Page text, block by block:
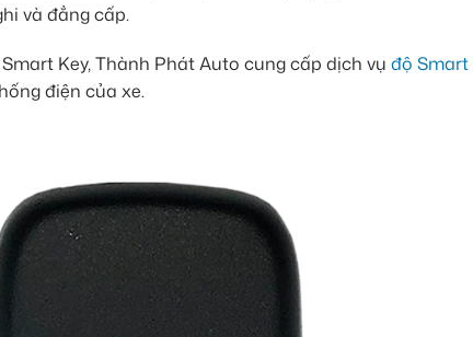
và đẳng cấp.
Key, Thành Phát Auto cung cấp dịch vụ độ Smart
điện của xe.